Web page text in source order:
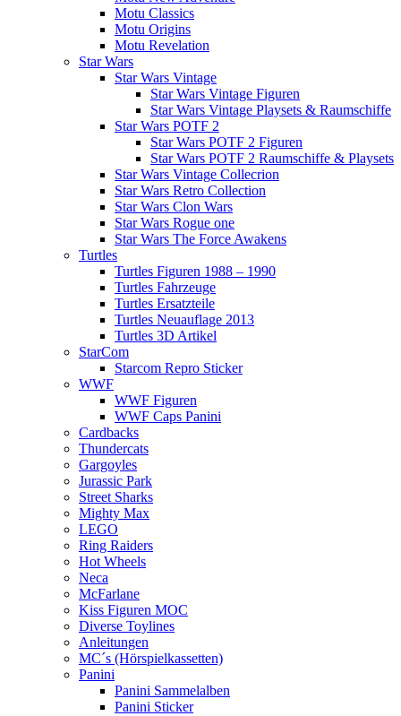
Motu Classics
Motu Origins
Motu Revelation
Star Wars
Star Wars Vintage
Star Wars Vintage Figuren
Star Wars Vintage Playsets & Raumschiffe
Star Wars POTF 2
Star Wars POTF 2 Figuren
Star Wars POTF 2 Raumschiffe & Playsets
Star Wars Vintage Collecrion
Star Wars Retro Collection
Star Wars Clon Wars
Star Wars Rogue one
Star Wars The Force Awakens
Turtles
Turtles Figuren 1988 – 1990
Turtles Fahrzeuge
Turtles Ersatzteile
Turtles Neuauflage 2013
Turtles 3D Artikel
StarCom
Starcom Repro Sticker
WWF
WWF Figuren
WWF Caps Panini
Cardbacks
Thundercats
Gargoyles
Jurassic Park
Street Sharks
Mighty Max
LEGO
Ring Raiders
Hot Wheels
Neca
McFarlane
Kiss Figuren MOC
Diverse Toylines
Anleitungen
MC´s (Hörspielkassetten)
Panini
Panini Sammelalben
Panini Sticker